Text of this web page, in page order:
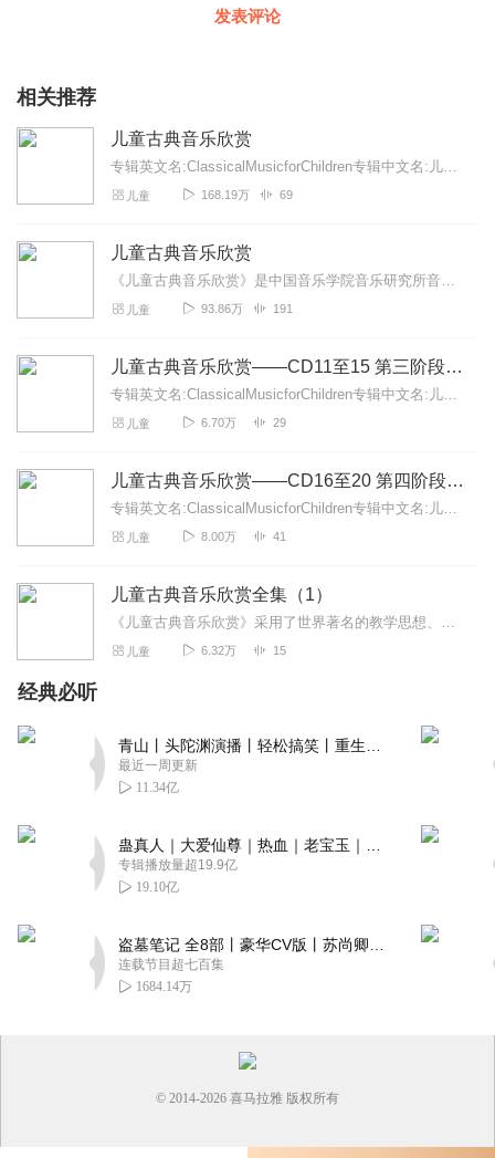
发表评论
相关推荐
儿童古典音乐欣赏
专辑英文名:ClassicalMusicforChildren专辑中文名:儿童古典音乐欣赏别名:古典音乐欣赏艺术家:德国原版古典音乐著名播音...
儿童 168.19万 69
儿童古典音乐欣赏
《儿童古典音乐欣赏》是中国音乐学院音乐研究所音乐与智能研究中心承担的国家十五规划重点课题成果，是国内首套为孩子量身定做的音乐学习与能力训练的专业宝典。《儿童古典...
儿童 93.86万 191
儿童古典音乐欣赏——CD11至15 第三阶段体验期
专辑英文名:ClassicalMusicforChildren专辑中文名:儿童古典音乐欣赏别名:古典音乐欣赏艺术家:德国原版古典音乐著名播...
儿童 6.70万 29
儿童古典音乐欣赏——CD16至20 第四阶段欣赏期
专辑英文名:ClassicalMusicforChildren专辑中文名:儿童古典音乐欣赏别名:古典音乐欣赏艺术家:德国原版古典音乐著名播音...
儿童 8.00万 41
儿童古典音乐欣赏全集（1）
《儿童古典音乐欣赏》采用了世界著名的教学思想、课程设计与教学理念。包括达尔克罗兹体态律动理论、奥尔夫音乐教育理论、柯达依音乐教育理论，通过这些理论的运用使孩子在...
儿童 6.32万 15
经典必听
最近一周更新
11.34亿
专辑播放量超19.9亿
19.10亿
连载节目超七百集
1684.14万
© 2014-2026 喜马拉雅 版权所有